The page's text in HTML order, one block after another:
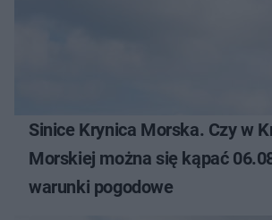
Sinice Krynica Morska. Czy w
Morskiej można się kąpać
warunki pogodowe